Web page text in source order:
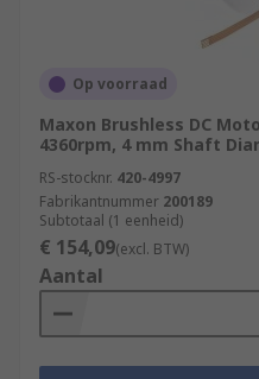
Op voorraad
Maxon Brushless DC
4360rpm, 4 mm Shaft
RS-stocknr. 420-4997
Fabrikantnummer 200189
Subtotaal (1 eenheid)
€ 154,09(excl. BTW)
Aantal